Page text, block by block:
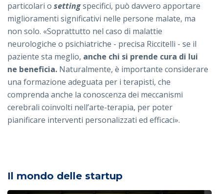
particolari o settingspecifici, può davvero apportare
miglioramenti significativi nelle persone malate, ma
non solo. «Soprattutto nel caso di malattie
neurologiche o psichiatriche - precisa Riccitelli - se il
paziente sta meglio, anche chi si prende cura di lui
ne beneficia. Naturalmente, è importante considerare
una formazione adeguata per i terapisti, che
comprenda anche la conoscenza dei meccanismi
cerebrali coinvolti nell’arte-terapia, per poter
pianificare interventi personalizzati ed efficaci».
Il mondo delle startup